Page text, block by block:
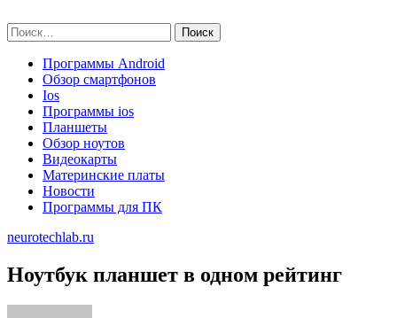
to
content
Найти:
Программы Android
Обзор смартфонов
Ios
Программы ios
Планшеты
Обзор ноутов
Видеокарты
Материнские платы
Новости
Программы для ПК
neurotechlab.ru
Ноутбук планшет в одном рейтинг